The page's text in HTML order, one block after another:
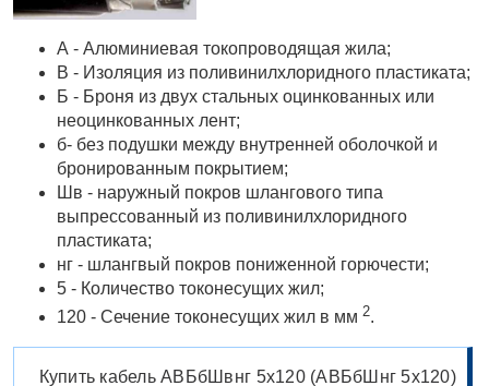
А - Алюминиевая токопроводящая жила;
В - Изоляция из поливинилхлоридного пластиката;
Б - Броня из двух стальных оцинкованных или
неоцинкованных лент;
б- без подушки между внутренней оболочкой и
бронированным покрытием;
Шв - наружный покров шлангового типа
выпрессованный из поливинилхлоридного
пластиката;
нг - шлангвый покров пониженной горючести;
5 - Количество токонесущих жил;
120 - Сечение токонесущих жил в мм 2.
Купить кабель АВБбШвнг 5х120 (АВБбШнг 5х120)